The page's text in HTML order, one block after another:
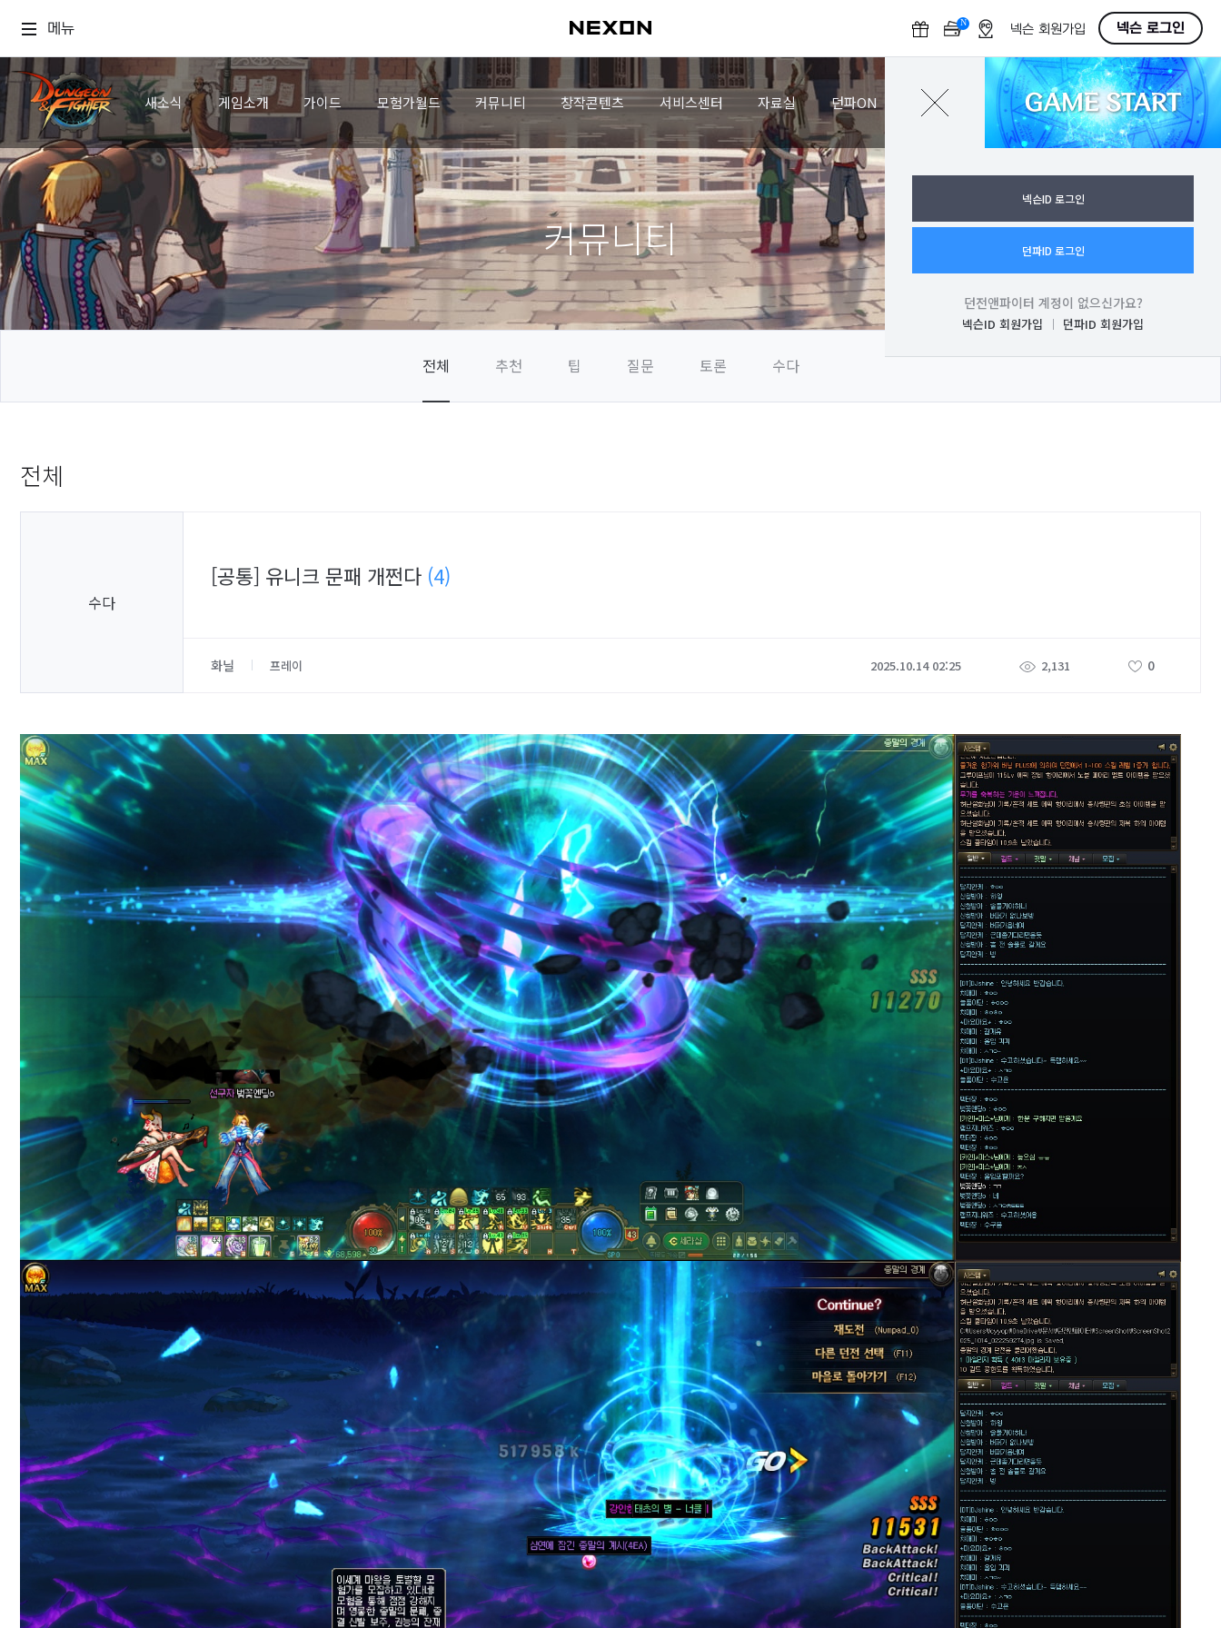
메뉴 N
F
넥슨 회원가입 넥슨 로그인
새소식 게임소개 가이드 모험가월드 커뮤니티 창작콘텐츠 서비스센터 자료실 던파ON GAME START
로그인
넥슨ID 로그인
던파ID 로그인
던전앤파이터 계정이 없으신가요?
넥슨ID 회원가입 던파ID 회원가입
커뮤니티
전체 추천 팁 질문 토론 수다
전체
수다
[공통] 유니크 문패 개쩐다 (4)
화닐 프레이 2025.10.14 02:25 2,131 0